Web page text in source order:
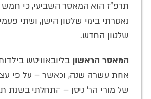
תרפ"ז הוא המאסר השביעי, כי
נאסרתי בימי שלטון הישן, ושתי
שלטון החדש.
המאסר הראשון בליובאוויטש
אחת עשרה שנה, וכאשר – על פי
של מורי הר' ניסן – התחלתי בשנת